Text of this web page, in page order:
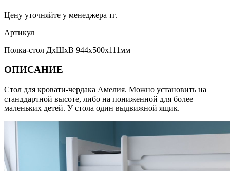
Цену уточняйте у менеджера тг.
Артикул
Полка-стол ДхШхВ 944х500х111мм
ОПИСАНИЕ
Стол для кровати-чердака Амелия. Можно установить на
станддартной высоте, либо на пониженной для более
маленьких детей. У стола один выдвижной ящик.